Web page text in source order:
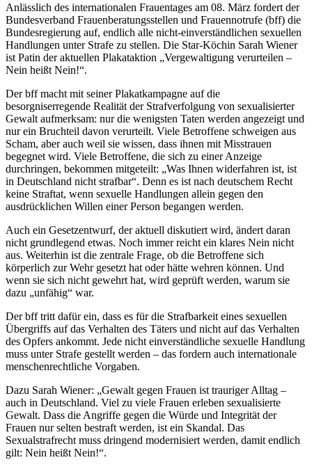
Anlässlich des internationalen Frauentages am 08. März fordert der
Bundesverband Frauenberatungsstellen und Frauennotrufe (bff) die
Bundesregierung auf, endlich alle nicht-einverständlichen sexuellen
Handlungen unter Strafe zu stellen. Die Star-Köchin Sarah Wiener
ist Patin der aktuellen Plakataktion „Vergewaltigung verurteilen –
Nein heißt Nein!“.
Der bff macht mit seiner Plakatkampagne auf die
besorgniserregende Realität der Strafverfolgung von sexualisierter
Gewalt aufmerksam: nur die wenigsten Taten werden angezeigt und
nur ein Bruchteil davon verurteilt. Viele Betroffene schweigen aus
Scham, aber auch weil sie wissen, dass ihnen mit Misstrauen
begegnet wird. Viele Betroffene, die sich zu einer Anzeige
durchringen, bekommen mitgeteilt: „Was Ihnen widerfahren ist, ist
in Deutschland nicht strafbar“. Denn es ist nach deutschem Recht
keine Straftat, wenn sexuelle Handlungen allein gegen den
ausdrücklichen Willen einer Person begangen werden.
Auch ein Gesetzentwurf, der aktuell diskutiert wird, ändert daran
nicht grundlegend etwas. Noch immer reicht ein klares Nein nicht
aus. Weiterhin ist die zentrale Frage, ob die Betroffene sich
körperlich zur Wehr gesetzt hat oder hätte wehren können. Und
wenn sie sich nicht gewehrt hat, wird geprüft werden, warum sie
dazu „unfähig“ war.
Der bff tritt dafür ein, dass es für die Strafbarkeit eines sexuellen
Übergriffs auf das Verhalten des Täters und nicht auf das Verhalten
des Opfers ankommt. Jede nicht einverständliche sexuelle Handlung
muss unter Strafe gestellt werden – das fordern auch internationale
menschenrechtliche Vorgaben.
Dazu Sarah Wiener: „Gewalt gegen Frauen ist trauriger Alltag –
auch in Deutschland. Viel zu viele Frauen erleben sexualisierte
Gewalt. Dass die Angriffe gegen die Würde und Integrität der
Frauen nur selten bestraft werden, ist ein Skandal. Das
Sexualstrafrecht muss dringend modernisiert werden, damit endlich
gilt: Nein heißt Nein!“.